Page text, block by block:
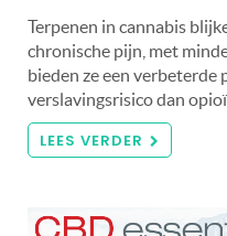
Terpenen in cannabis
chronische pijn, met
bieden ze een
verslavingsrisico dan
LEES VERDER